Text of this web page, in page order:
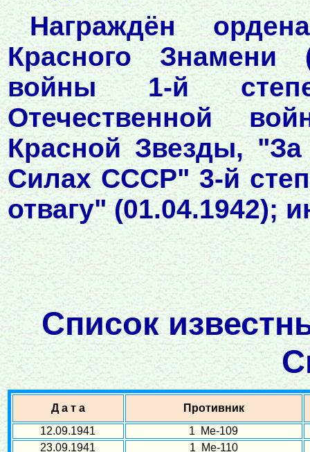
Награждён
Красного Знамени
войны 1-й
Отечественной
Красной Звезды,
Силах СССР" 3-й
отвагу" (01.04.1942);
Список
Д а т а
Противник
12.09.1941
1 Ме-109
23.09.1941
1 Ме-110